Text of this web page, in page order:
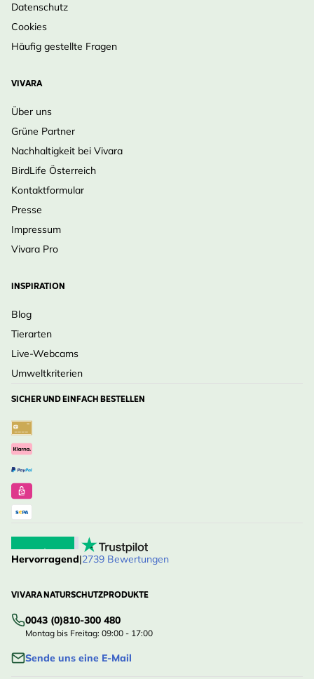
Datenschutz
Cookies
Häufig gestellte Fragen
VIVARA
Über uns
Grüne Partner
Nachhaltigkeit bei Vivara
BirdLife Österreich
Kontaktformular
Presse
Impressum
Vivara Pro
INSPIRATION
Blog
Tierarten
Live-Webcams
Umweltkriterien
SICHER UND EINFACH BESTELLEN
Hervorragend|2739 Bewertungen
VIVARA NATURSCHUTZPRODUKTE
0043 (0)810-300 480
Montag bis Freitag: 09:00 - 17:00
Sende uns eine E-Mail